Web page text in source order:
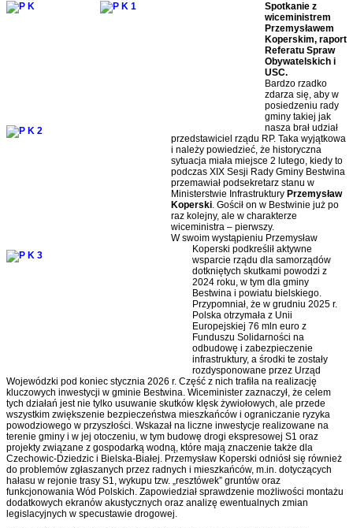
Spotkanie z
wiceministrem
Przemysławem
Koperskim, raport
Referatu Spraw
Obywatelskich i
USC.
Bardzo rzadko
zdarza się, aby w
posiedzeniu rady
gminy takiej jak
nasza brał udział
przedstawiciel rządu RP. Taka wyjątkowa
i należy powiedzieć, że historyczna
sytuacja miała miejsce 2 lutego, kiedy to
podczas XIX Sesji Rady Gminy Bestwina
przemawiał podsekretarz stanu w
Ministerstwie Infrastruktury Przemysław
Koperski. Gościł on w Bestwinie już po
raz kolejny, ale w charakterze
wiceministra – pierwszy.
W swoim wystąpieniu Przemysław
Koperski podkreślił aktywne
wsparcie rządu dla samorządów
dotkniętych skutkami powodzi z
2024 roku, w tym dla gminy
Bestwina i powiatu bielskiego.
Przypomniał, że w grudniu 2025 r.
Polska otrzymała z Unii
Europejskiej 76 mln euro z
Funduszu Solidarności na
odbudowę i zabezpieczenie
infrastruktury, a środki te zostały
rozdysponowane przez Urząd
Wojewódzki pod koniec stycznia 2026 r. Część z nich trafiła na realizację
kluczowych inwestycji w gminie Bestwina. Wiceminister zaznaczył, że celem
tych działań jest nie tylko usuwanie skutków klęsk żywiołowych, ale przede
wszystkim zwiększenie bezpieczeństwa mieszkańców i ograniczanie ryzyka
powodziowego w przyszłości. Wskazał na liczne inwestycje realizowane na
terenie gminy i w jej otoczeniu, w tym budowę drogi ekspresowej S1 oraz
projekty związane z gospodarką wodną, które mają znaczenie także dla
Czechowic-Dziedzic i Bielska-Białej. Przemysław Koperski odniósł się również
do problemów zgłaszanych przez radnych i mieszkańców, m.in. dotyczących
hałasu w rejonie trasy S1, wykupu tzw. „resztówek” gruntów oraz
funkcjonowania Wód Polskich. Zapowiedział sprawdzenie możliwości montażu
dodatkowych ekranów akustycznych oraz analizę ewentualnych zmian
legislacyjnych w specustawie drogowej.